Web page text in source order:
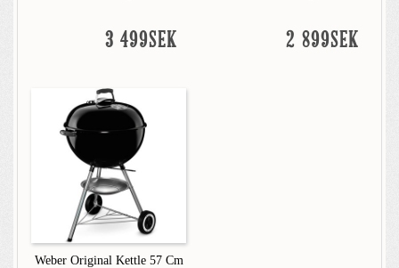
3 499SEK 2 899SEK
Weber Original Kettle 57 Cm